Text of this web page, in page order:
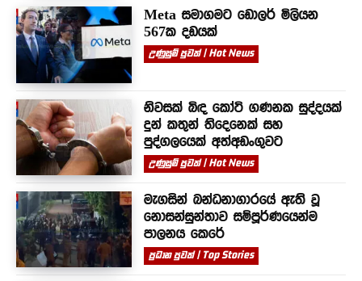
Meta සමාගමට ඩොලර් මිලියන
567ක දඩයක්
උණුසුම් පුවත් | Hot News
නිවසක් බිඳ කෝටි ගණනක සුද්දයක්
දුන් කතුන් තිදෙනෙක් සහ
පුද්ගලයෙක් අත්අඩංගුවට
උණුසුම් පුවත් | Hot News
මැගසින් බන්ධනාගාරයේ ඇති වූ
නොසන්සුන්තාව සම්පූර්ණයෙන්ම
පාලනය කෙරේ
ප්‍රධාන පුවත් | Top Stories